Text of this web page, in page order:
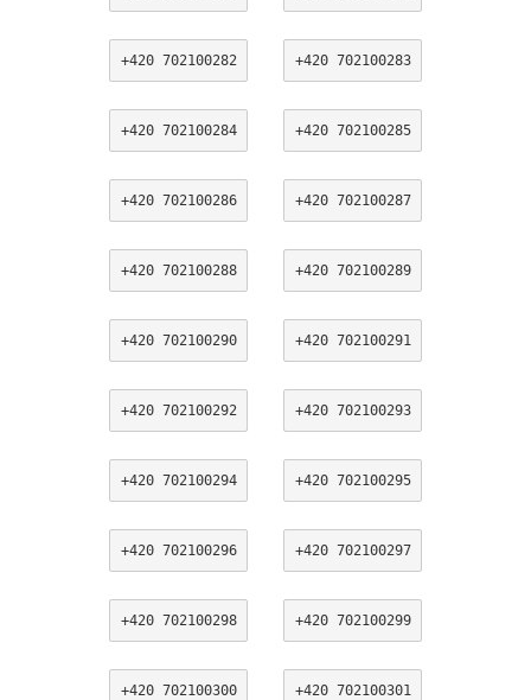
+420 702100282 +420 702100283
+420 702100284 +420 702100285
+420 702100286 +420 702100287
+420 702100288 +420 702100289
+420 702100290 +420 702100291
+420 702100292 +420 702100293
+420 702100294 +420 702100295
+420 702100296 +420 702100297
+420 702100298 +420 702100299
+420 702100300 +420 702100301